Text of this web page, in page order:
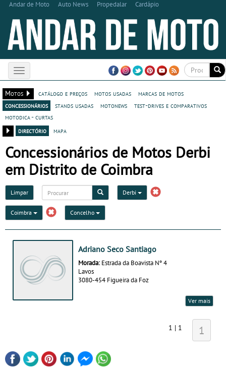
Andar de Moto Auto News Propedalar Cardápio
Toggle
navigation
Motos
catálogo e preços motos usadas
marcas de motos
concessionários
stands usadas motonews
test-drives e comparativos
motodica - curtas
directório
mapa
Concessionários de Motos Derbi
em Distrito de Coimbra
Limpar Derbi
Coimbra Concelho
Adriano Seco Santiago
Morada: Estrada da Boavista Nº 4
Lavos
3080-454 Figueira da Foz
Ver mais
1 | 1 1